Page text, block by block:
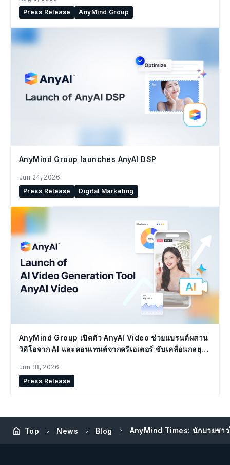
Press Release
AnyMind Group
AnyMind Group launches AnyAI DSP
Jun 24, 2026
Press Release
Digital Marketing
AnyMind Group เปิดตัว AnyAI Video ช่วยแบรนด์ผสาน
วิดีโอจาก AI และคอนเทนต์จากครีเอเตอร์ ขับเคลื่อนกลยุทธ์
Jun 18, 2026
Press Release
Top News Blog AnyMind Times: นักมวยชา